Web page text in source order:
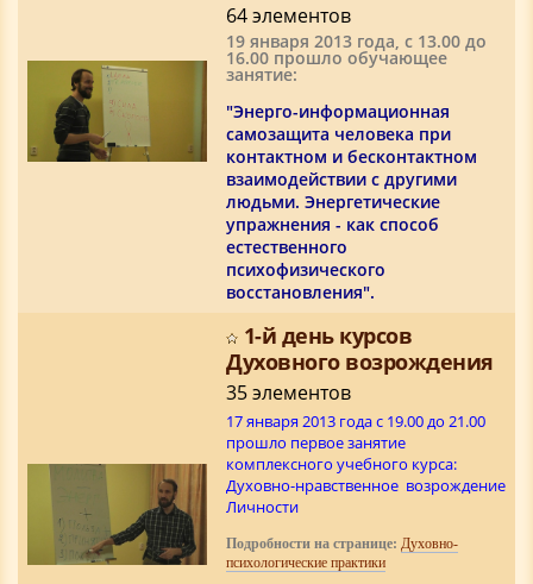
64 элементов
19 января 2013 года, с 13.00 до
16.00 прошло обучающее
занятие:
"Энерго-информационная
самозащита человека при
контактном и бесконтактном
взаимодействии с другими
людьми. Энергетические
упражнения - как способ
естественного
психофизического
восстановления".
1-й день курсов
Духовного возрождения
35 элементов
17 января 2013 года c 19.00 до 21.00
прошло первое занятие
комплексного учебного курса:
Духовно-нравственное возрождение
Личности
Подробности на странице: Духовно-
психологические практики